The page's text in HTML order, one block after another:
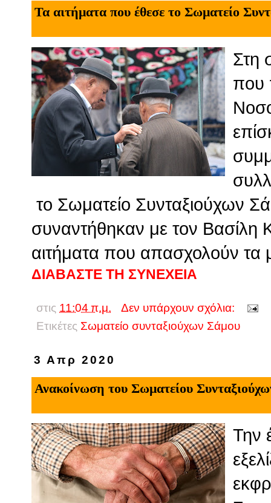
Τα αιτήματα που έθεσε το Σωματείο
Στη
που
το Σωματείο Συνταξιούχων
συναντήθηκαν με τον Βασίλη
αιτήματα που απασχολούν τα
ΔΙΑΒΑΣΤΕ ΤΗ ΣΥΝΕΧΕΙΑ
στις 11:04 π.μ.
Δεν υπάρχουν σχόλια:
Ετικέτες Σωματείο συνταξιούχων Σάμου
3 Απρ 2020
Ανακοίνωση του Σωματείου
Την